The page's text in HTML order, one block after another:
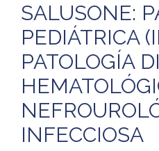
SALUSONE:
PEDIÁTRICA
PATOLOGÍA
INFECCIOSA